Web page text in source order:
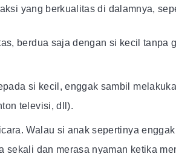
yang berkualitas di dalamnya,
berdua saja dengan si kecil tanpa
si kecil, enggak sambil
televisi, dll).
Walau si anak sepertinya
sekali dan merasa nyaman ketika